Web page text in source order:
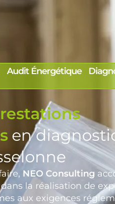
Audit Énergétique
en
NEO Consulting
la réalisation de
aux exigences